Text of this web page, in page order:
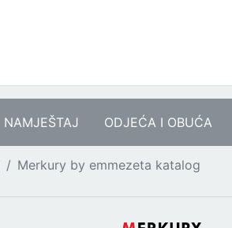
NAMJEŠTAJ ODJEĆA I OBUĆA
Merkury by emmezeta katalog